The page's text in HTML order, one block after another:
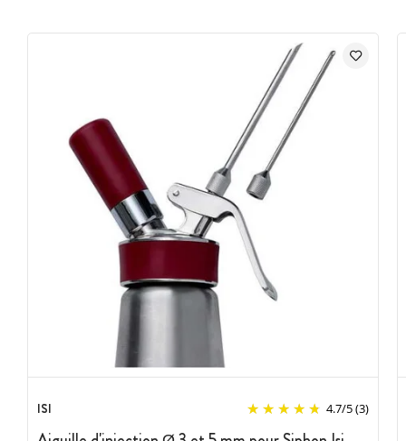
possède en plus une double paroi sous vide offrant une isolation
thermique maximale (jusqu'8h à froid et 3h pour les produits
ISI 4.7/5(3)